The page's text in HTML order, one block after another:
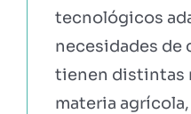
tecnológicos
necesidades de
tienen distintas
materia